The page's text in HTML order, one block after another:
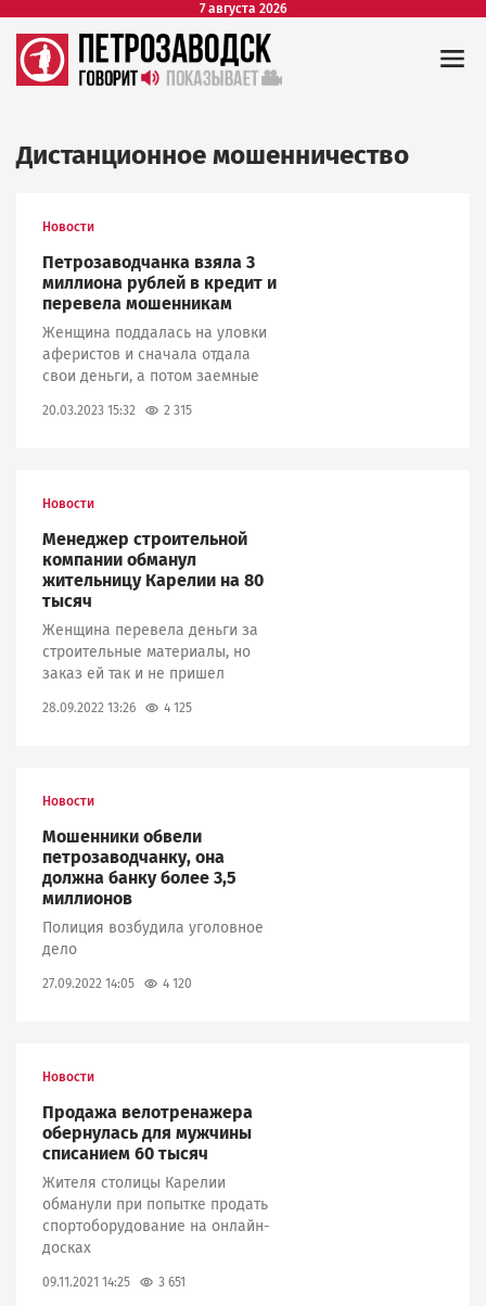
7 августа 2026
Дистанционное мошенничество
Новости
Петрозаводчанка взяла 3
миллиона рублей в кредит и
перевела мошенникам
Женщина поддалась на уловки
аферистов и сначала отдала
свои деньги, а потом заемные
20.03.2023 15:32 2 315
Новости
Менеджер строительной
компании обманул
жительницу Карелии на 80
тысяч
Женщина перевела деньги за
строительные материалы, но
заказ ей так и не пришел
28.09.2022 13:26 4 125
Новости
Мошенники обвели
петрозаводчанку, она
должна банку более 3,5
миллионов
Полиция возбудила уголовное
дело
27.09.2022 14:05 4 120
Новости
Продажа велотренажера
обернулась для мужчины
списанием 60 тысяч
Жителя столицы Карелии
обманули при попытке продать
спортоборудование на онлайн-
досках
09.11.2021 14:25 3 651